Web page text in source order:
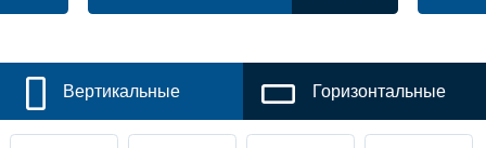
Вертикальные Горизонтальные